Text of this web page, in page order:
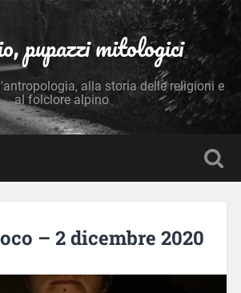
pupazzi mitologici
alla storia delle religioni e
al folclore alpino
– 2 dicembre 2020